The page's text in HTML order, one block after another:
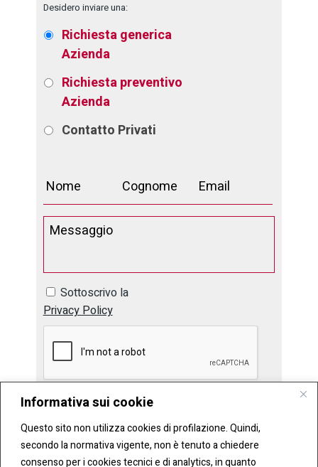
Informativa sui cookie
Questo sito non utilizza cookies di profilazione. Quindi,
secondo la normativa vigente, non è tenuto a chiedere
consenso per i cookies tecnici e di analytics, in quanto
Desidero inviare una:
Richiesta generica
Azienda
Richiesta preventivo
Azienda
Contatto Privati
Sottoscrivo la
Privacy Policy